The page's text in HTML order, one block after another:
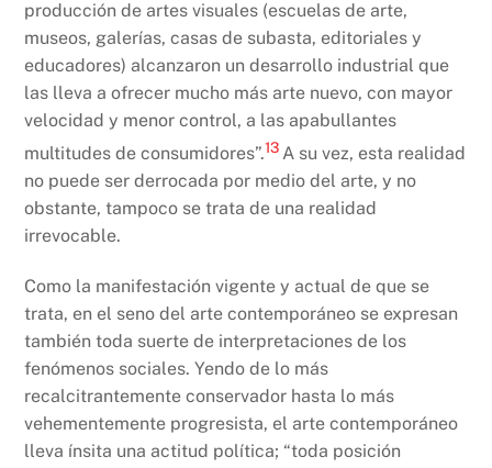
producción de artes visuales (escuelas de arte,
museos, galerías, casas de subasta, editoriales y
educadores) alcanzaron un desarrollo industrial que
las lleva a ofrecer mucho más arte nuevo, con mayor
velocidad y menor control, a las apabullantes
multitudes de consumidores”.13 A su vez, esta realidad
no puede ser derrocada por medio del arte, y no
obstante, tampoco se trata de una realidad
irrevocable.
Como la manifestación vigente y actual de que se
trata, en el seno del arte contemporáneo se expresan
también toda suerte de interpretaciones de los
fenómenos sociales. Yendo de lo más
recalcitrantemente conservador hasta lo más
vehementemente progresista, el arte contemporáneo
lleva ínsita una actitud política; “toda posición